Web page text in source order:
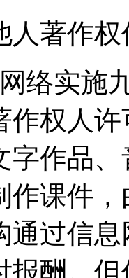
人著作
络实施
作权人
字作品
作课件
通过信
报酬。